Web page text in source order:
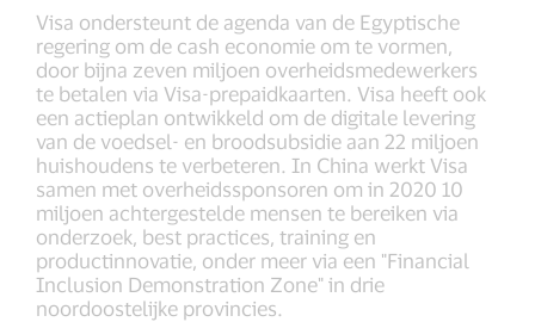
Visa ondersteunt de agenda van de Egyptische
regering om de cash economie om te vormen,
door bijna zeven miljoen overheidsmedewerkers
te betalen via Visa-prepaidkaarten. Visa heeft ook
een actieplan ontwikkeld om de digitale levering
van de voedsel- en broodsubsidie ​​aan 22 miljoen
huishoudens te verbeteren. In China werkt Visa
samen met overheidssponsoren om in 2020 10
miljoen achtergestelde mensen te bereiken via
onderzoek, best practices, training en
productinnovatie, onder meer via een "Financial
Inclusion Demonstration Zone" in drie
noordoostelijke provincies.